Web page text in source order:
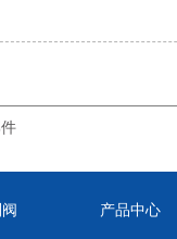
产品中心